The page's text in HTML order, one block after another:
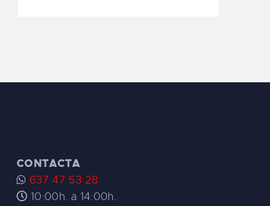
CONTACTA
637 47 53 28
10:00h. a 14:00h.